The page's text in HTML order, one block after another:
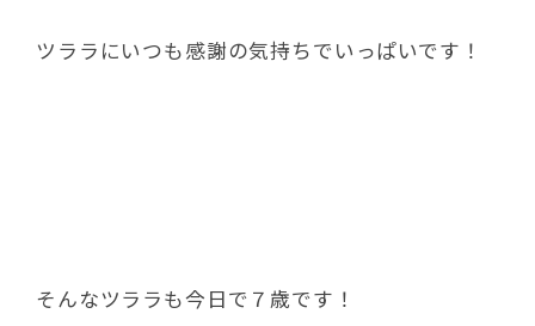
ツララにいつも感謝の気持ちでいっぱいです！
そんなツララも今日で７歳です！